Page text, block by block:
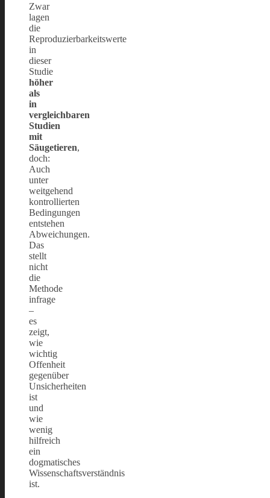
Zwar
lagen
die
Reproduzierbarkeitswerte
in
dieser
Studie
höher
als
in
vergleichbaren
Studien
mit
Säugetieren,
doch:
Auch
unter
weitgehend
kontrollierten
Bedingungen
entstehen
Abweichungen.
Das
stellt
nicht
die
Methode
infrage
–
es
zeigt,
wie
wichtig
Offenheit
gegenüber
Unsicherheiten
ist
und
wie
wenig
hilfreich
ein
dogmatisches
Wissenschaftsverständnis
ist.